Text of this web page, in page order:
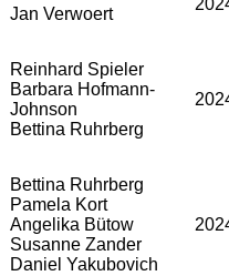
Jan Verwoert
Reinhard Spieler
Barbara Hofmann-
Johnson
Bettina Ruhrberg
Bettina Ruhrberg
Pamela Kort
Angelika Bütow
Susanne Zander
Daniel Yakubovich